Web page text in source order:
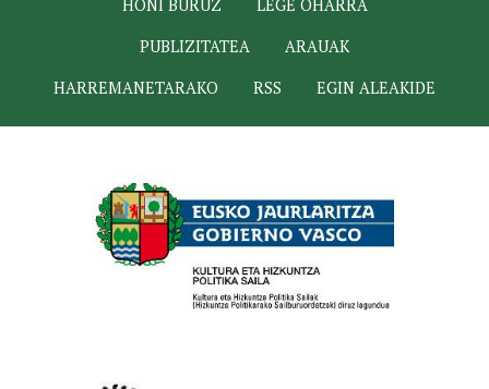
HONI BURUZ
LEGE OHARRA
PUBLIZITATEA
ARAUAK
HARREMANETARAKO
RSS EGIN ALEAKIDE